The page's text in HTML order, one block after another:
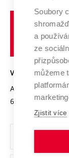
Výzkumné
Transfer znalostí
Open Science
Projekty
Projekty ze
Specifický výzkum
Spolupráce se
Mezinárodní
Univerzitní sítě
Profil univerzity
Udržitelná
Podnikavá
Bezpečná
Vyznamenání
Organizační
Ochrana
VYSOKÉ UČENÍ
Antonínská 548/1
602 00 Brno
Soubory
a
ze
můžeme
Zjistit více